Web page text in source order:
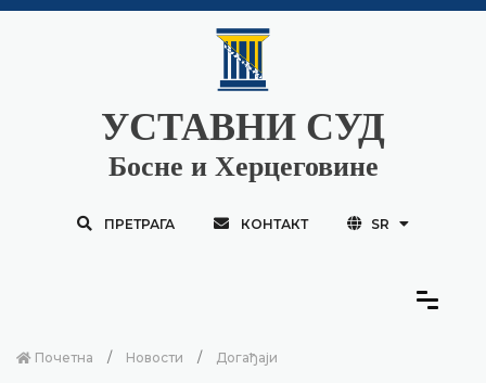
УСТАВНИ СУД
Босне и Херцеговине
ПРЕТРАГА КОНТАКТ SR
Почетна Новости Догађаји